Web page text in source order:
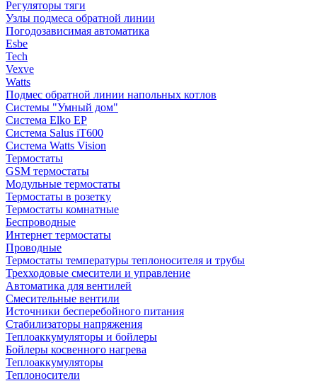
Регуляторы тяги
Узлы подмеса обратной линии
Погодозависимая автоматика
Esbe
Tech
Vexve
Watts
Подмес обратной линии напольных котлов
Системы "Умный дом"
Система Elko EP
Система Salus iT600
Система Watts Vision
Термостаты
GSM термостаты
Модульные термостаты
Термостаты в розетку
Термостаты комнатные
Беспроводные
Интернет термостаты
Проводные
Термостаты температуры теплоносителя и трубы
Трехходовые смесители и управление
Автоматика для вентилей
Смесительные вентили
Источники бесперебойного питания
Стабилизаторы напряжения
Теплоаккумуляторы и бойлеры
Бойлеры косвенного нагрева
Теплоаккумуляторы
Теплоносители